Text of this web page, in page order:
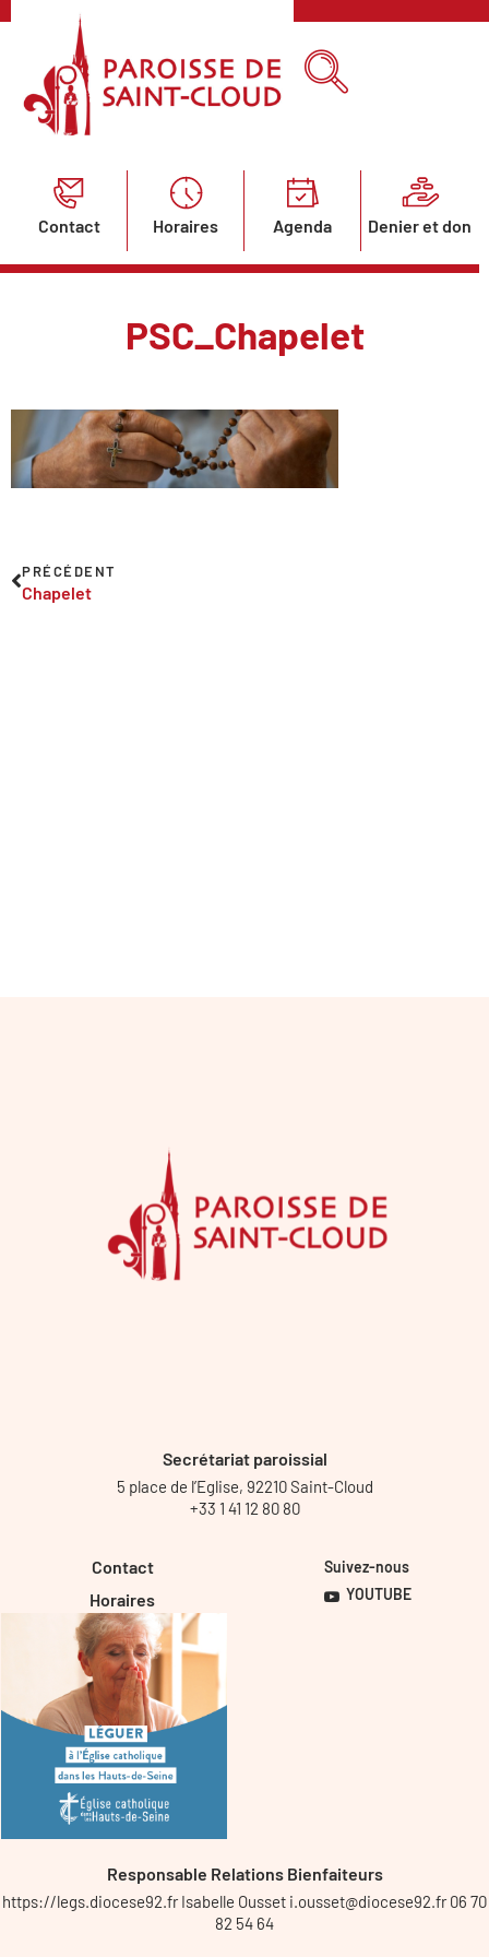
Contact Horaires Agenda Denier et don
PSC_Chapelet
PRÉCÉDENT
Chapelet
Secrétariat paroissial
5 place de l’Eglise, 92210 Saint-Cloud
+33 1 41 12 80 80
Contact
Horaires
Suivez-nous
YOUTUBE
Responsable Relations Bienfaiteurs
https://legs.diocese92.fr Isabelle Ousset i.ousset@diocese92.fr 06 70
82 54 64